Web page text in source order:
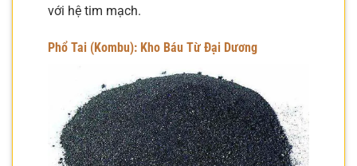
với hệ tim mạch.
Phổ Tai (Kombu): Kho Báu Từ Đại Dương